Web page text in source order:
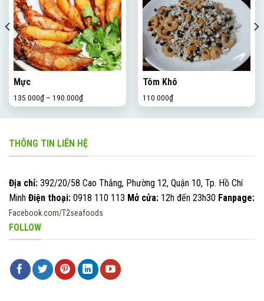
Mực
135.000₫– 190.000₫
Tôm Khô
110.000₫
THÔNG TIN LIÊN HỆ
Địa chỉ: 392/20/58 Cao Thắng, Phường 12, Quận 10, Tp. Hồ Chí
Minh Điện thoại: 0918 110 113 Mở cửa: 12h đến 23h30 Fanpage:
Facebook.com/T2seafoods
FOLLOW